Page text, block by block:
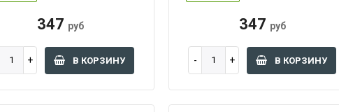
347 руб
В КОРЗИНУ
347 руб
В КОРЗИНУ